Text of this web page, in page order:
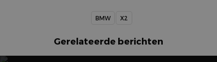
BMW X2
Gerelateerde berichten